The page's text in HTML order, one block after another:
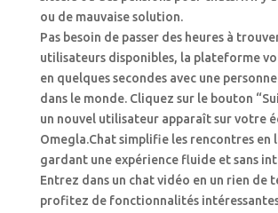
ou de mauvaise solution.
Pas besoin de passer des heures à
utilisateurs disponibles, la plateforme
en quelques secondes avec une
dans le monde. Cliquez sur le bouton
un nouvel utilisateur apparaît sur votre
Omegla.Chat simplifie les rencontres en
gardant une expérience fluide et sans
Entrez dans un chat vidéo en un rien de
profitez de fonctionnalités